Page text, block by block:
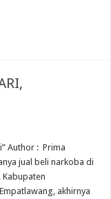
Author : Prima
jual beli narkoba di
Kabupaten
akhirnya